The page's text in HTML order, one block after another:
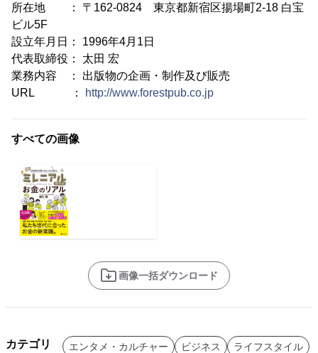
所在地 ： 〒162-0824 東京都新宿区揚場町2-18 白宝
ビル5F
設立年月日： 1996年4月1日
代表取締役： 太田 宏
業務内容 ： 出版物の企画・制作及び販売
URL ：
http://www.forestpub.co.jp
すべての画像
画像一括ダウンロード
カテゴリ エンタメ・カルチャー ビジネス ライフスタイル